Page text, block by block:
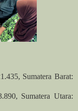
Sumatera Barat:
Sumatera Utara: